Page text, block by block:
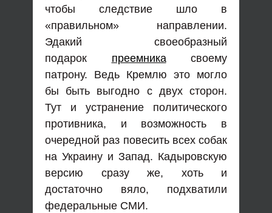
чтобы следствие шло в
«правильном» направлении.
Эдакий своеобразный
подарок преемника
своему
патрону. Ведь Кремлю это могло
бы быть выгодно с двух сторон.
Тут и устранение политического
противника, и возможность в
очередной раз повесить всех собак
на Украину и Запад. Кадыровскую
версию сразу же, хоть и
достаточно вяло, подхватили
федеральные СМИ.